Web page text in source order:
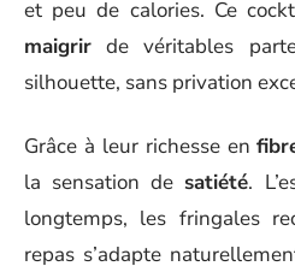
et peu de calories. Ce
maigrir de véritables
silhouette, sans privation
Grâce à leur richesse en
la sensation de satiété.
longtemps, les fringales
repas s’adapte